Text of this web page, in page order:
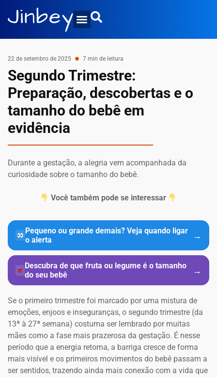
22 de setembro de 2025 7 min de leitura
Segundo Trimestre:
Preparação, descobertas e o
tamanho do bebê em
evidência
Durante a gestação, a alegria vem acompanhada da
curiosidade sobre o tamanho do bebê.
Você também pode se interessar
Pequeno ou grande demais? Veja quando ligar
o alerta
→
Descubra de que fruta ou legume é o tamanho
do seu bebê
→
Se o primeiro trimestre foi marcado por uma mistura de
emoções, enjoos e inseguranças, o segundo trimestre (da
13ª à 27ª semana) costuma ser lembrado por muitas
mães como a fase mais prazerosa da gestação. É nesse
período que a energia retorna, a barriga cresce de forma
mais visível e os primeiros movimentos do bebê passam a
ser sentidos, trazendo ainda mais conexão com a vida que